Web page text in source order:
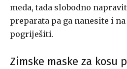
meda, tada slobodno
preparata pa ga nanesite i na
pogriješiti.
Zimske maske za kosu